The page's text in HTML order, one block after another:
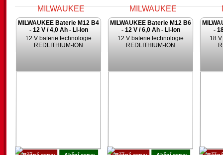
MILWAUKEE Baterie M12 B4
- 12 V / 4,0 Ah - Li-Ion
12 V baterie technologie
REDLITHIUM-ION
MILWAUKEE Baterie M12 B6
- 12 V / 6,0 Ah - Li-Ion
12 V baterie technologie
REDLITHIUM-ION
-
18